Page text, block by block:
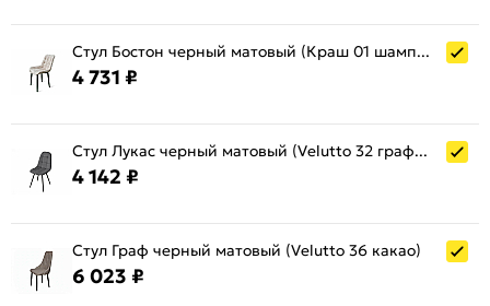
Стул Бостон черный матовый (Краш 01 шампань)
4 731 ₽
Стул Лукас черный матовый (Velutto 32 графит)
4 142 ₽
Стул Граф черный матовый (Velutto 36 какао)
6 023 ₽